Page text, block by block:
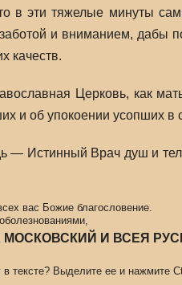
в эти тяжелые минуты
и вниманием, дабы
качеств.
Церковь, как
и об упокоении усопших в
— Истинный Врач душ и
вас Божие благословение.
МОСКОВСКИЙ И ВСЕЯ
тексте? Выделите ее и нажмите